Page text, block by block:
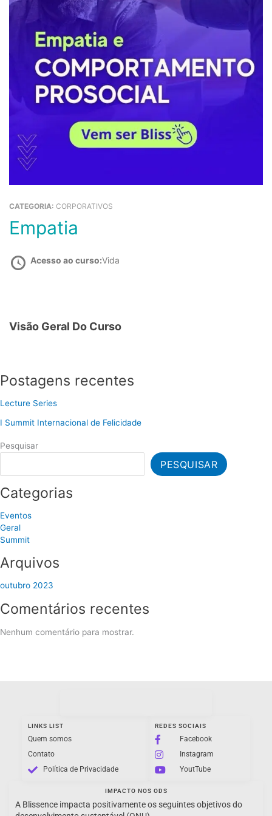
CATEGORIA: CORPORATIVOS
Empatia
Acesso ao curso:Vida
Visão Geral Do Curso
Postagens recentes
Lecture Series
I Summit Internacional de Felicidade
Pesquisar
PESQUISAR
Categorias
Eventos
Geral
Summit
Arquivos
outubro 2023
Comentários recentes
Nenhum comentário para mostrar.
LINKS LIST
Quem somos
Contato
Política de Privacidade
REDES SOCIAIS
Facebook
Instagram
YoutTube
IMPACTO NOS ODS
A Blissence impacta positivamente os seguintes objetivos do